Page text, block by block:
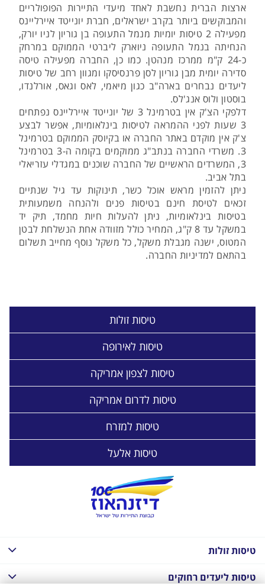
ארצות הברית נחשבת לאחד מיעדי התיירות הפופולריים
והמבוקשים ביותר בקרב ישראלים, חברת יונייטד איירליינס
מפעילה 2 טיסות יומיות מנמל התעופה בן גוריון לניו יורק,
הנחיתה בנמל התעופה ניוארק ליברטי הממוקם במרחק
כ-24 ק"מ ממרכז מנהטן. כמו כן, החברה מפעילה טיסה
סדירה יומית מבן גוריון לסן פרנסיסקו ומגוון רחב של טיסות
ליעדים נבחרים בארה"ב כגון מיאמי, לאס וגאס, אורלנדו,
בוסטון ולוס אנג'לס.
דלפקי הצ'ק אין בטרמינל 3 של יונייטד איירליינס נפתחים
3 שעות לפני ההמראה לטיסות בינלאומיות, אפשר לבצע
צ'ק אין מוקדם באתר החברה או בקיוסק הממוקם בטרמינל
3. משרדי החברה בנתב"ג ממוקמים בקומה ה-3 בטרמינל
3, המשרדים הראשיים של החברה שוכנים במגדלי עזריאלי
בתל אביב.
ניתן להזמין מראש אוכל כשר, תינוקות עד גיל שנתיים
זכאים לטיסת חינם בטיסות פנים ולהנחה משמעותית
בטיסות בינלאומיות, ניתן להעלות חיות מחמד, תיק יד
במשקל עד 8 ק"ג, המחיר כולל מזוודה אחת הנשלחת לבטן
המטוס, ישנה מגבלת משקל, כל משקל נוסף מחייב תשלום
בהתאם למדיניות החברה.
טיסות זולות
טיסות לאירופה
טיסות לצפון אמריקה
טיסות לדרום אמריקה
טיסות למזרח
טיסות אלעל
טיסות זולות
טיסות ליעדים רחוקים